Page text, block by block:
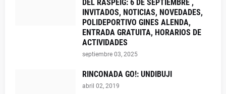
DEL RASPEIG: 6 DE SEPTIEMBRE ,
INVITADOS, NOTICIAS, NOVEDADES,
POLIDEPORTIVO GINES ALENDA,
ENTRADA GRATUITA, HORARIOS DE
ACTIVIDADES
septiembre 03, 2025
RINCONADA GO!: UNDIBUJI
abril 02, 2019